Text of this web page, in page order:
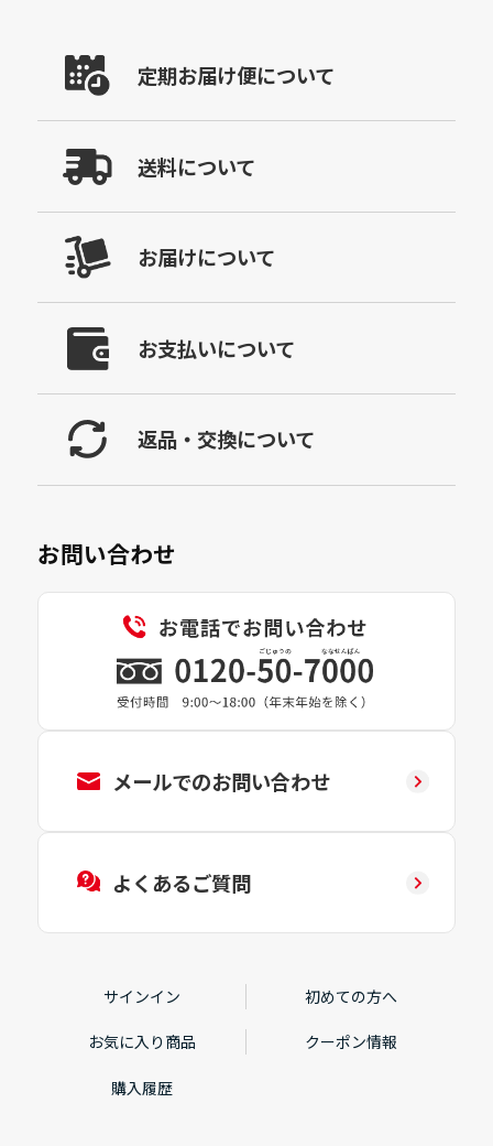
定期お届け便について
送料について
お届けについて
お支払いについて
返品・交換について
お問い合わせ
メールでのお問い合わせ
よくあるご質問
サインイン 初めての方へ
お気に入り商品 クーポン情報
購入履歴